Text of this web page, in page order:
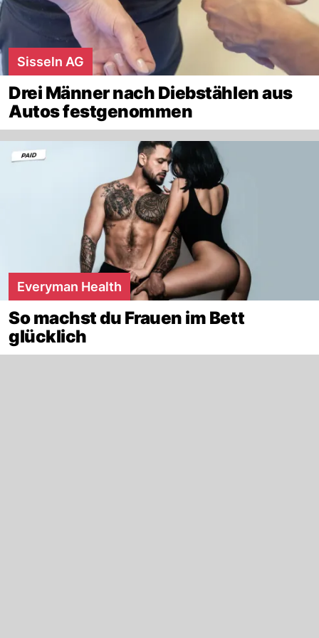
Sisseln AG
Drei Männer nach Diebstählen aus
Autos festgenommen
Everyman Health
So machst du Frauen im Bett
glücklich